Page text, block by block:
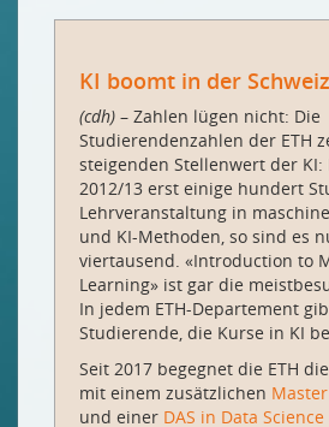
KI boomt in der Schweiz
(cdh) – Zahlen lügen nicht: Die
Studierendenzahlen der ETH
steigenden Stellenwert der KI:
2012/13 erst einige hundert
Lehrveranstaltung in
und KI-​Methoden, so sind es
viertausend. «Introduction to
Learning» ist gar die
In jedem ETH-​Departement
Studierende, die Kurse in KI
Seit 2017 begegnet die ETH
mit einem zusätzlichen
und einer DAS in Data Science